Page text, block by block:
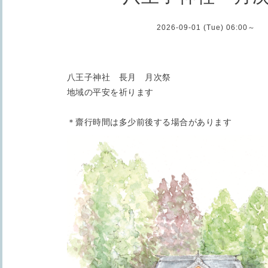
2026-09-01 (Tue) 06:00～
八王子神社 長月 月次祭
地域の平安を祈ります
＊齋行時間は多少前後する場合があります